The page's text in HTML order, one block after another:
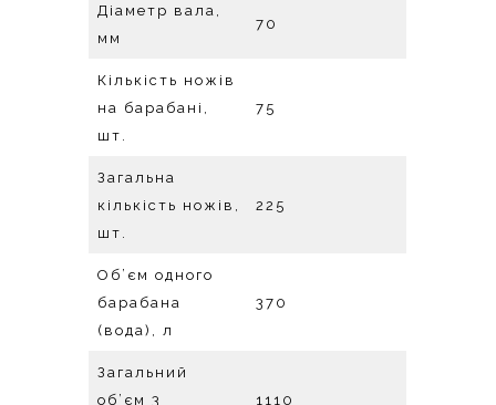
Діаметр вала,
мм
70
Кількість ножів
на барабані,
шт.
75
Загальна
кількість ножів,
шт.
225
Об’єм одного
барабана
(вода), л
370
Загальний
об’єм 3
1110